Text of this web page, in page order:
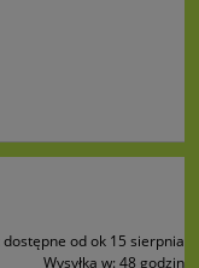
dostępne od ok 15 sierpnia
Wysyłka w: 48 godzin